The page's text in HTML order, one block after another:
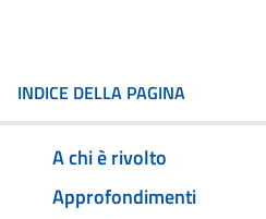
INDICE DELLA PAGINA
A chi è rivolto
Approfondimenti